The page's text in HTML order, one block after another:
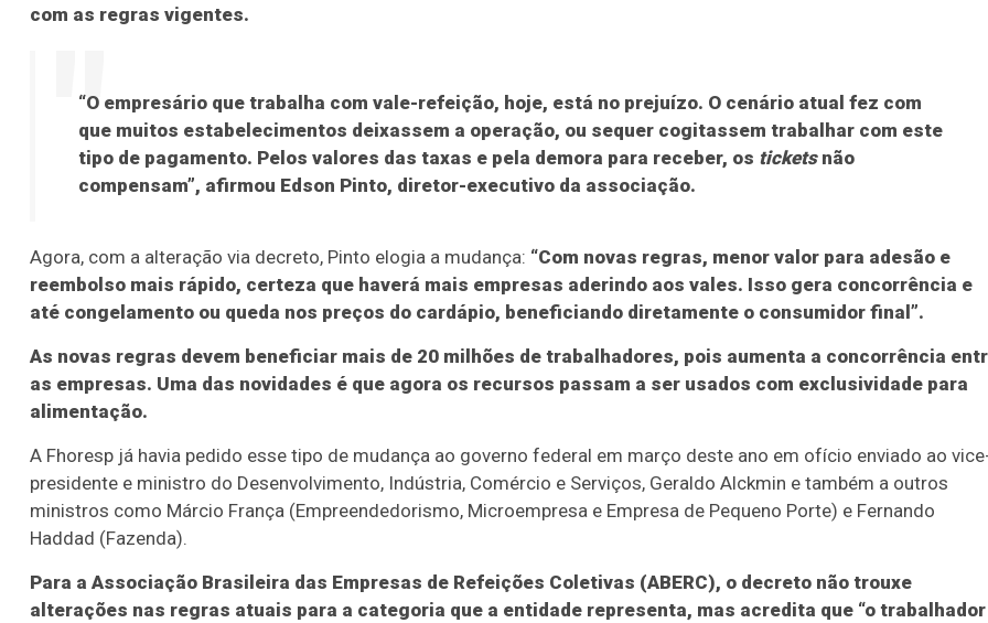
com as regras vigentes.
“O empresário que trabalha com vale-refeição, hoje, está no prejuízo. O cenário atual fez com
que muitos estabelecimentos deixassem a operação, ou sequer cogitassem trabalhar com este
tipo de pagamento. Pelos valores das taxas e pela demora para receber, os ticketsnão
compensam”, afirmou Edson Pinto, diretor-executivo da associação.
Agora, com a alteração via decreto, Pinto elogia a mudança: “Com novas regras, menor valor para adesão e
reembolso mais rápido, certeza que haverá mais empresas aderindo aos vales. Isso gera concorrência e
até congelamento ou queda nos preços do cardápio, beneficiando diretamente o consumidor final”.
As novas regras devem beneficiar mais de 20 milhões de trabalhadores, pois aumenta a concorrência
as empresas. Uma das novidades é que agora os recursos passam a ser usados com exclusividade para
alimentação.
A Fhoresp já havia pedido esse tipo de mudança ao governo federal em março deste ano em ofício enviado ao
presidente e ministro do Desenvolvimento, Indústria, Comércio e Serviços, Geraldo Alckmin e também a outros
ministros como Márcio França (Empreendedorismo, Microempresa e Empresa de Pequeno Porte) e Fernando
Haddad (Fazenda).
Para a Associação Brasileira das Empresas de Refeições Coletivas (ABERC), o decreto não trouxe
alterações nas regras atuais para a categoria que a entidade representa, mas acredita que “o trabalhador